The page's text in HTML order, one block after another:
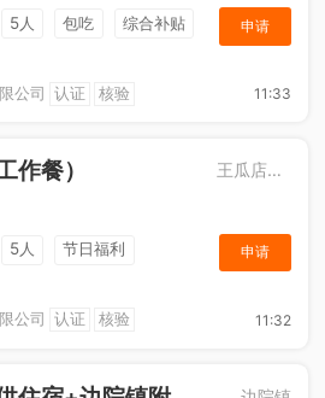
5人 包吃
综合补贴
申请
公司 认证 核验 11:33
作餐） 王瓜店街道
5人
节日福利
申请
公司 认证 核验 11:32